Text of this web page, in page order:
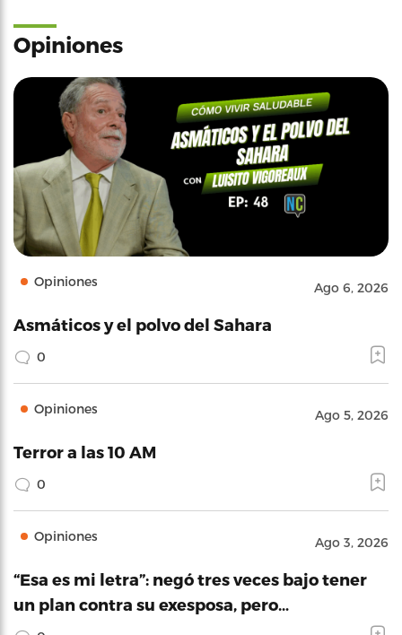
Opiniones
Opiniones Ago 6, 2026
Asmáticos y el polvo del Sahara
0
Opiniones Ago 5, 2026
Terror a las 10 AM
0
Opiniones Ago 3, 2026
“Esa es mi letra”: negó tres veces bajo tener
un plan contra su exesposa, pero…